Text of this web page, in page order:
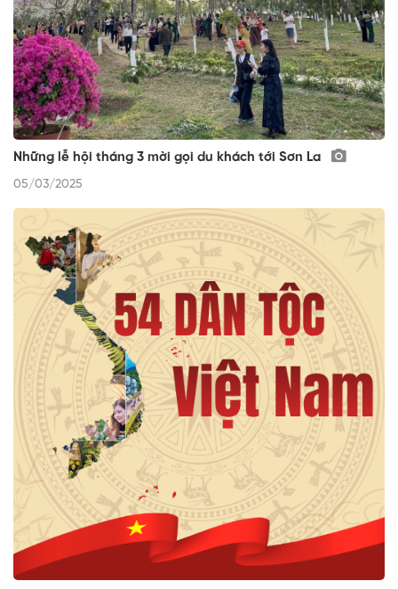
Những lễ hội tháng 3 mời gọi du khách tới Sơn La
05/03/2025